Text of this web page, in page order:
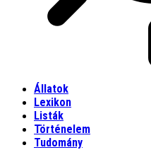
Állatok
Lexikon
Listák
Történelem
Tudomány